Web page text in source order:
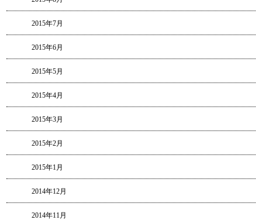
2015年7月
2015年6月
2015年5月
2015年4月
2015年3月
2015年2月
2015年1月
2014年12月
2014年11月